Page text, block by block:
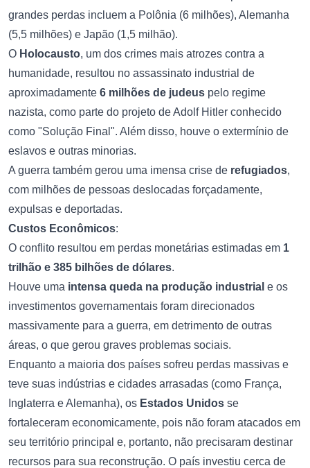
grandes perdas incluem a Polônia (6 milhões), Alemanha
(5,5 milhões) e Japão (1,5 milhão).
O Holocausto, um dos crimes mais atrozes contra a
humanidade, resultou no assassinato industrial de
aproximadamente 6 milhões de judeus pelo regime
nazista, como parte do projeto de Adolf Hitler conhecido
como "Solução Final". Além disso, houve o extermínio de
eslavos e outras minorias.
A guerra também gerou uma imensa crise de refugiados,
com milhões de pessoas deslocadas forçadamente,
expulsas e deportadas.
Custos Econômicos:
O conflito resultou em perdas monetárias estimadas em 1
trilhão e 385 bilhões de dólares.
Houve uma intensa queda na produção industrial e os
investimentos governamentais foram direcionados
massivamente para a guerra, em detrimento de outras
áreas, o que gerou graves problemas sociais.
Enquanto a maioria dos países sofreu perdas massivas e
teve suas indústrias e cidades arrasadas (como França,
Inglaterra e Alemanha), os Estados Unidos se
fortaleceram economicamente, pois não foram atacados em
seu território principal e, portanto, não precisaram destinar
recursos para sua reconstrução. O país investiu cerca de